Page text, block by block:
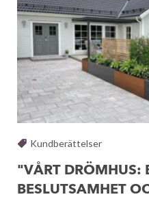
Kundberättelser
"VÅRT DRÖMHUS:
BESLUTSAMHET